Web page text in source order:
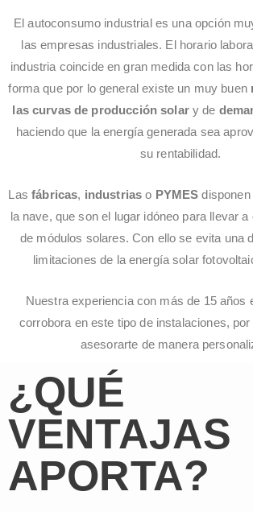
El autoconsumo industrial es una opción
las empresas industriales. El horario
industria coincide en gran medida con las
forma que por lo general existe un muy buen
las curvas de producción solary de
haciendo que la energía generada sea
su rentabilidad.
Lasfábricas, industrias o PYMES
la nave, que son el lugar idóneo para llevar
de módulos solares. Con ello se evita una
limitaciones de la energía solar
Nuestra experiencia con más de 15 años
corrobora en este tipo de instalaciones,
asesorarte de manera
¿QUÉ
VENTAJAS
APORTA?